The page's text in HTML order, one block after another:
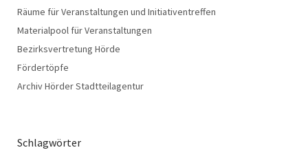
Räume für Veranstaltungen und Initiativentreffen
Materialpool für Veranstaltungen
Bezirksvertretung Hörde
Fördertöpfe
Archiv Hörder Stadtteilagentur
Schlagwörter